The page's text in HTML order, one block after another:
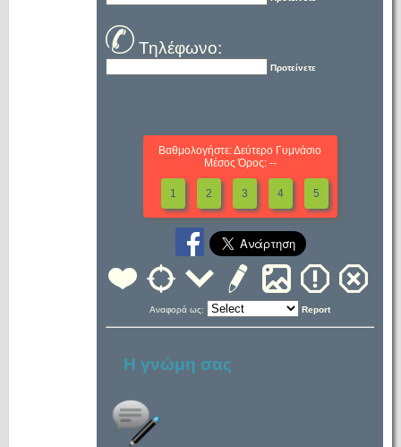
Τηλέφωνο:
Προτείνετε
Βαθμολογήστε: Δεύτερο Γυμνάσιο
Μέσος Όρος: --
1 2 3 4 5
Αναφορά ως: Report
Η γνώμη σας